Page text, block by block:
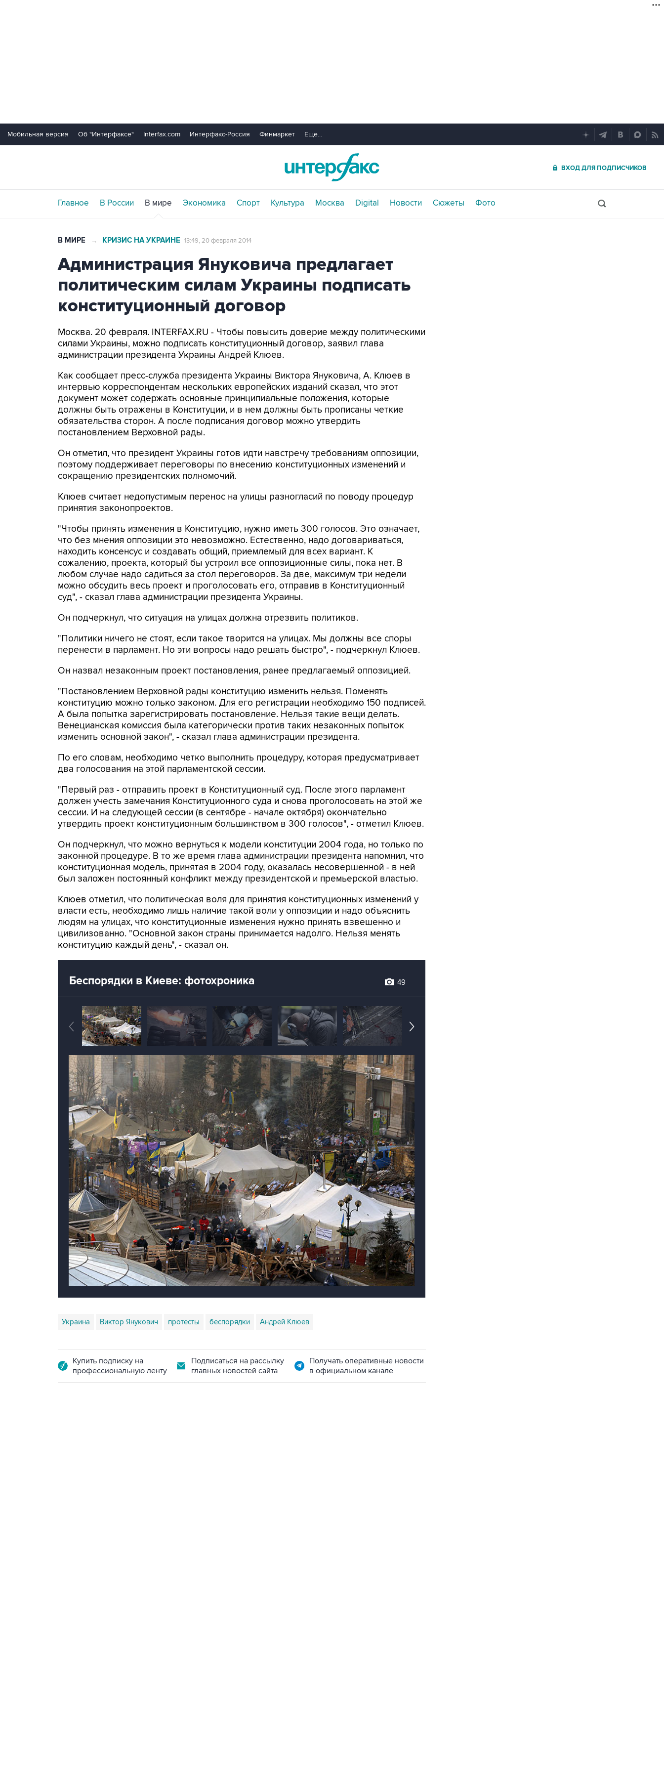
Мобильная версия Об "Интерфаксе" Interfax.com Интерфакс-Россия Финмаркет Еще...
ВХОД ДЛЯ ПОДПИСЧИКОВ
Главное В России В мире Экономика Спорт Культура Москва Digital Новости Сюжеты Фото
В МИРЕ → КРИЗИС НА УКРАИНЕ 13:49, 20 февраля 2014
Администрация Януковича предлагает
политическим силам Украины подписать
конституционный договор
Москва. 20 февраля. INTERFAX.RU - Чтобы повысить доверие между политическими
силами Украины, можно подписать конституционный договор, заявил глава
администрации президента Украины Андрей Клюев.
Как сообщает пресс-служба президента Украины Виктора Януковича, А. Клюев в
интервью корреспондентам нескольких европейских изданий сказал, что этот
документ может содержать основные принципиальные положения, которые
должны быть отражены в Конституции, и в нем должны быть прописаны четкие
обязательства сторон. А после подписания договор можно утвердить
постановлением Верховной рады.
Он отметил, что президент Украины готов идти навстречу требованиям оппозиции,
поэтому поддерживает переговоры по внесению конституционных изменений и
сокращению президентских полномочий.
Клюев считает недопустимым перенос на улицы разногласий по поводу процедур
принятия законопроектов.
"Чтобы принять изменения в Конституцию, нужно иметь 300 голосов. Это означает,
что без мнения оппозиции это невозможно. Естественно, надо договариваться,
находить консенсус и создавать общий, приемлемый для всех вариант. К
сожалению, проекта, который бы устроил все оппозиционные силы, пока нет. В
любом случае надо садиться за стол переговоров. За две, максимум три недели
можно обсудить весь проект и проголосовать его, отправив в Конституционный
суд", - сказал глава администрации президента Украины.
Он подчеркнул, что ситуация на улицах должна отрезвить политиков.
"Политики ничего не стоят, если такое творится на улицах. Мы должны все споры
перенести в парламент. Но эти вопросы надо решать быстро", - подчеркнул Клюев.
Он назвал незаконным проект постановления, ранее предлагаемый оппозицией.
"Постановлением Верховной рады конституцию изменить нельзя. Поменять
конституцию можно только законом. Для его регистрации необходимо 150 подписей.
А была попытка зарегистрировать постановление. Нельзя такие вещи делать.
Венецианская комиссия была категорически против таких незаконных попыток
изменить основной закон", - сказал глава администрации президента.
По его словам, необходимо четко выполнить процедуру, которая предусматривает
два голосования на этой парламентской сессии.
"Первый раз - отправить проект в Конституционный суд. После этого парламент
должен учесть замечания Конституционного суда и снова проголосовать на этой же
сессии. И на следующей сессии (в сентябре - начале октября) окончательно
утвердить проект конституционным большинством в 300 голосов", - отметил Клюев.
Он подчеркнул, что можно вернуться к модели конституции 2004 года, но только по
законной процедуре. В то же время глава администрации президента напомнил, что
конституционная модель, принятая в 2004 году, оказалась несовершенной - в ней
был заложен постоянный конфликт между президентской и премьерской властью.
Клюев отметил, что политическая воля для принятия конституционных изменений у
власти есть, необходимо лишь наличие такой воли у оппозиции и надо объяснить
людям на улицах, что конституционные изменения нужно принять взвешенно и
цивилизованно. "Основной закон страны принимается надолго. Нельзя менять
конституцию каждый день", - сказал он.
Беспорядки в Киеве: фотохроника 49
Украина Виктор Янукович протесты беспорядки Андрей Клюев
Купить подписку на
профессиональную ленту
Подписаться на рассылку
главных новостей сайта
Получать оперативные новости
в официальном канале